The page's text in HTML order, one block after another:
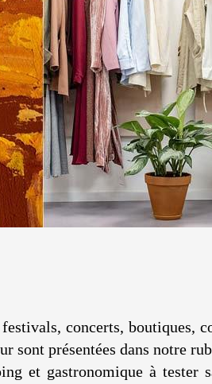
concerts, boutiques,
sont présentées dans notre
et gastronomique à tester